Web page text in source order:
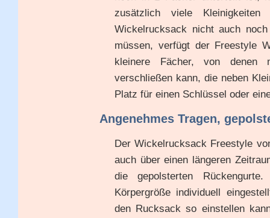
zusätzlich viele
Wickelrucksack nicht auch
müssen, verfügt der Freestyle
kleinere Fächer, von denen
verschließen kann, die neben
Platz für einen Schlüssel oder
Angenehmes Tragen,
Der Wickelrucksack Freestyle
auch über einen längeren
die gepolsterten
Körpergröße individuell
den Rucksack so einstellen